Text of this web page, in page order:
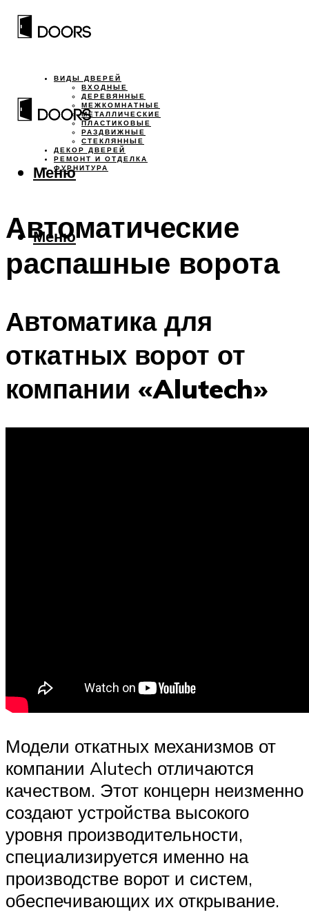
ВИДЫ ДВЕРЕЙ
ВХОДНЫЕ
ДЕРЕВЯННЫЕ
МЕЖКОМНАТНЫЕ
МЕТАЛЛИЧЕСКИЕ
ПЛАСТИКОВЫЕ
РАЗДВИЖНЫЕ
СТЕКЛЯННЫЕ
ДЕКОР ДВЕРЕЙ
РЕМОНТ И ОТДЕЛКА
ФУРНИТУРА
Меню
Меню
Автоматические
распашные ворота
Автоматика для
откатных ворот от
компании «Alutech»
Модели откатных механизмов от
компании Alutech отличаются
качеством. Этот концерн неизменно
создают устройства высокого
уровня производительности,
специализируется именно на
производстве ворот и систем,
обеспечивающих их открывание.